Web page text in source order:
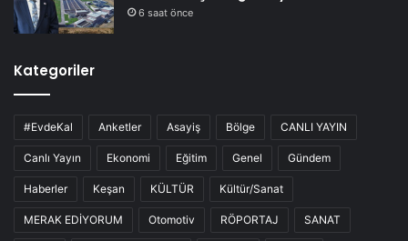
6 saat önce
Kategoriler
#EvdeKal Anketler Asayiş Bölge CANLI YAYIN
Canlı Yayın Ekonomi Eğitim Genel Gündem
Haberler Keşan KÜLTÜR Kültür/Sanat
MERAK EDİYORUM Otomotiv RÖPORTAJ SANAT